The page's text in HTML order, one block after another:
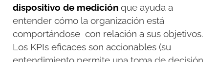
dispositivo de medición que ayuda a
entender cómo la organización está
comportándose con relación a sus objetivos.
Los KPIs eficaces son accionables (su